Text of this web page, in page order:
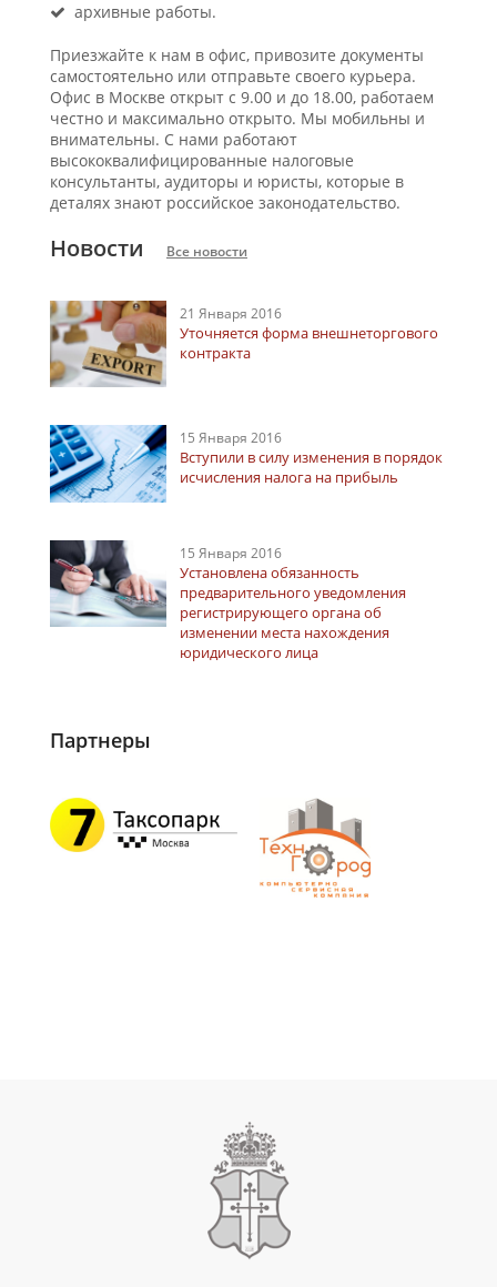
архивные работы.
Приезжайте к нам в офис, привозите документы
самостоятельно или отправьте своего курьера.
Офис в Москве открыт с 9.00 и до 18.00, работаем
честно и максимально открыто. Мы мобильны и
внимательны. С нами работают
высококвалифицированные налоговые
консультанты, аудиторы и юристы, которые в
деталях знают российское законодательство.
Новости Все новости
21 Января 2016
Уточняется форма внешнеторгового
контракта
15 Января 2016
Вступили в силу изменения в порядок
исчисления налога на прибыль
15 Января 2016
Установлена обязанность
предварительного уведомления
регистрирующего органа об
изменении места нахождения
юридического лица
Партнеры